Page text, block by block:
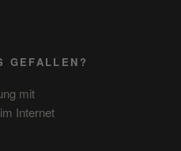
GEFALLEN?
mit
Internet